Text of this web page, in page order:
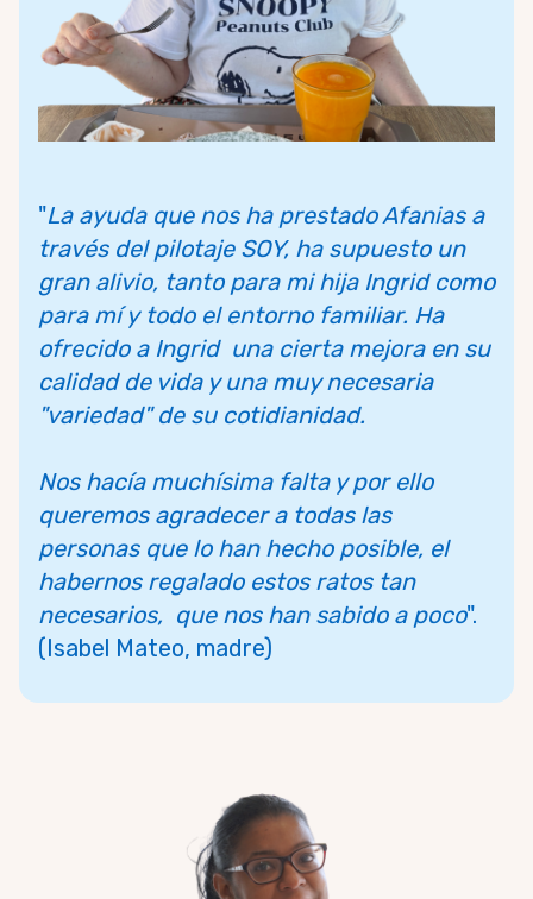
"La ayuda que nos ha prestado Afanias a
través del pilotaje SOY, ha supuesto un
gran alivio, tanto para mi hija Ingrid como
para mí y todo el entorno familiar. Ha
ofrecido a Ingrid una cierta mejora en su
calidad de vida y una muy necesaria
"variedad" de su cotidianidad.
Nos hacía muchísima falta y por ello
queremos agradecer a todas las
personas que lo han hecho posible, el
habernos regalado estos ratos tan
necesarios, que nos han sabido a poco".
(Isabel Mateo, madre)